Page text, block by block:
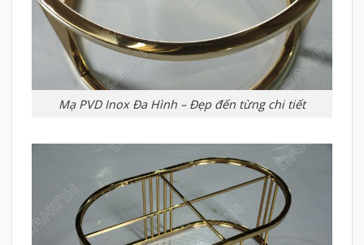
Mạ PVD Inox Đa Hình – Đẹp đến từng chi tiết